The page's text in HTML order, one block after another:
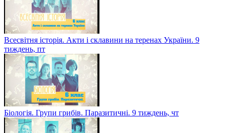
Українська мова. Орфографія. 9 тиждень, пт
Всесвітня історія. Акти і склавини на теренах України. 9
тиждень, пт